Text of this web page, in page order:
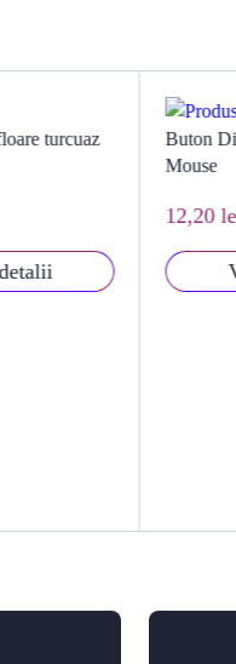
Buton Disney Mickey
Vezi detalii